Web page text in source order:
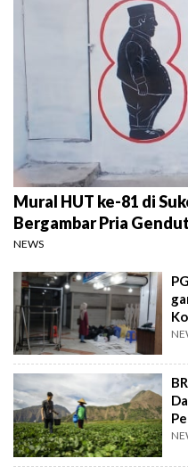
Mural HUT ke-81 di
Bergambar Pria
NEWS